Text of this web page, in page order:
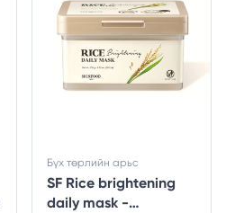
SF Rice brightening
daily mask -
Бүх төрлийн арьс